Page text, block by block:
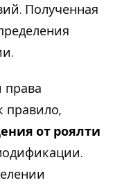
Полученная
права
правило,
от роялти